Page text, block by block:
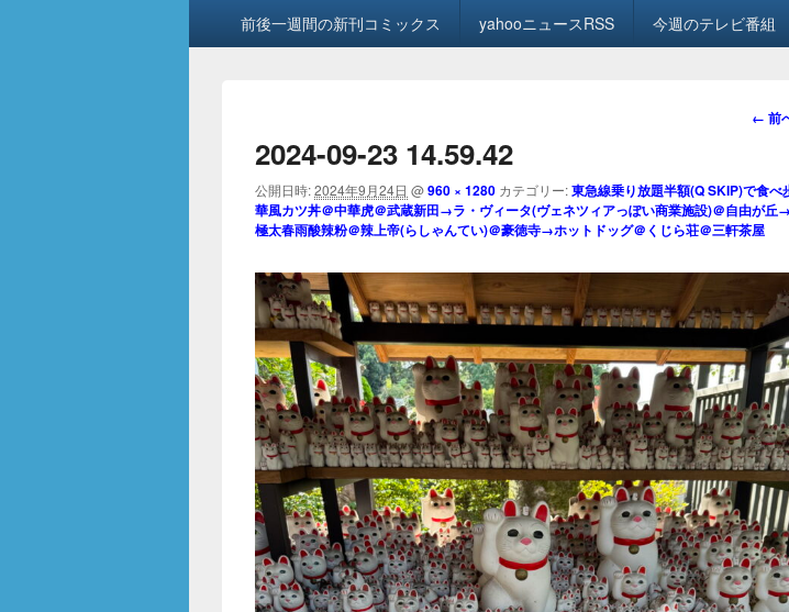
前後一週間の新刊コミックス yahooニュースRSS 今週のテレビ番組
画
ビ
ゲ
ー
ン
← 前
2024-09-23 14.59.42
公開日時:2024年9月24日 @960 × 1280 カテゴリー:東急線乗り放題半額(Q SKIP)で食べ
華風カツ丼＠中華虎＠武蔵新田→ラ・ヴィータ(ヴェネツィアっぽい商業施設)＠自由が丘
極太春雨酸辣粉＠辣上帝(らしゃんてい)＠豪徳寺→ホットドッグ＠くじら荘＠三軒茶屋